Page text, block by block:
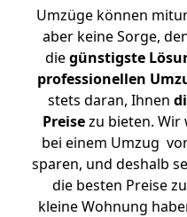
Umzüge können
aber keine Sorge,
diegünstigste
professionellen
stets daran, Ihnen
Preisezu bieten. Wir
bei einem Umzug
sparen, und deshalb
die besten Preise
kleine Wohnung